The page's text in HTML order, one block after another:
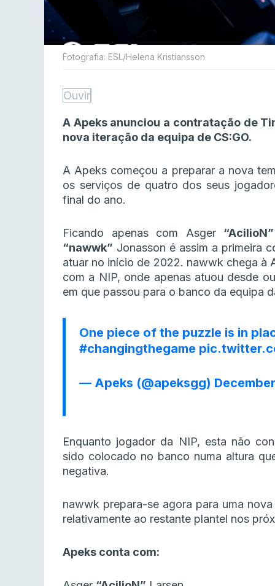
Fotografia: ESL/Helena Kristiansson
Ouvir
A Apeks anunciou a contratação de
nova iteração da equipa de CS:GO.
A Apeks começou a preparar a nova
os serviços de quatro dos seus
final do ano.
Ficando apenas com Asger “AcilioN”
“nawwk” Jonasson é assim a primeira
atuar no início de 2022. nawwk chega à
com a NIP, onde apenas atuou desde
em que passou para o banco da equipa
One piece of the puzzle is in
#changingthegame
— Apeks (@apeksgg)
Enquanto jogador da NIP, esta não
sido colocado no banco numa altura
negativa.
nawwk prepara-se agora para uma
relativamente ao restante plantel nos
Apeks conta com: